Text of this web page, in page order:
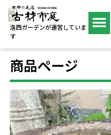
洛西ガーデンが運営していま
す
商品ページ